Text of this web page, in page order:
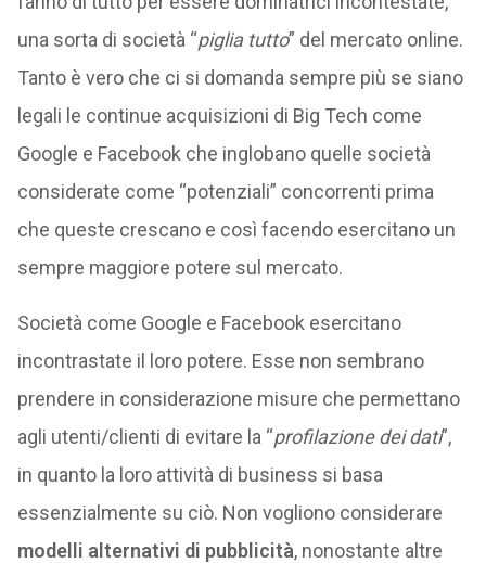
una sorta di società “piglia tutto” del mercato online.
Tanto è vero che ci si domanda sempre più se siano
legali le continue acquisizioni di Big Tech come
Google e Facebook che inglobano quelle società
considerate come “potenziali” concorrenti prima
che queste crescano e così facendo esercitano un
sempre maggiore potere sul mercato.
Società come Google e Facebook esercitano
incontrastate il loro potere. Esse non sembrano
prendere in considerazione misure che permettano
agli utenti/clienti di evitare la “profilazione dei dati”,
in quanto la loro attività di business si basa
essenzialmente su ciò. Non vogliono considerare
modelli alternativi di pubblicità, nonostante altre